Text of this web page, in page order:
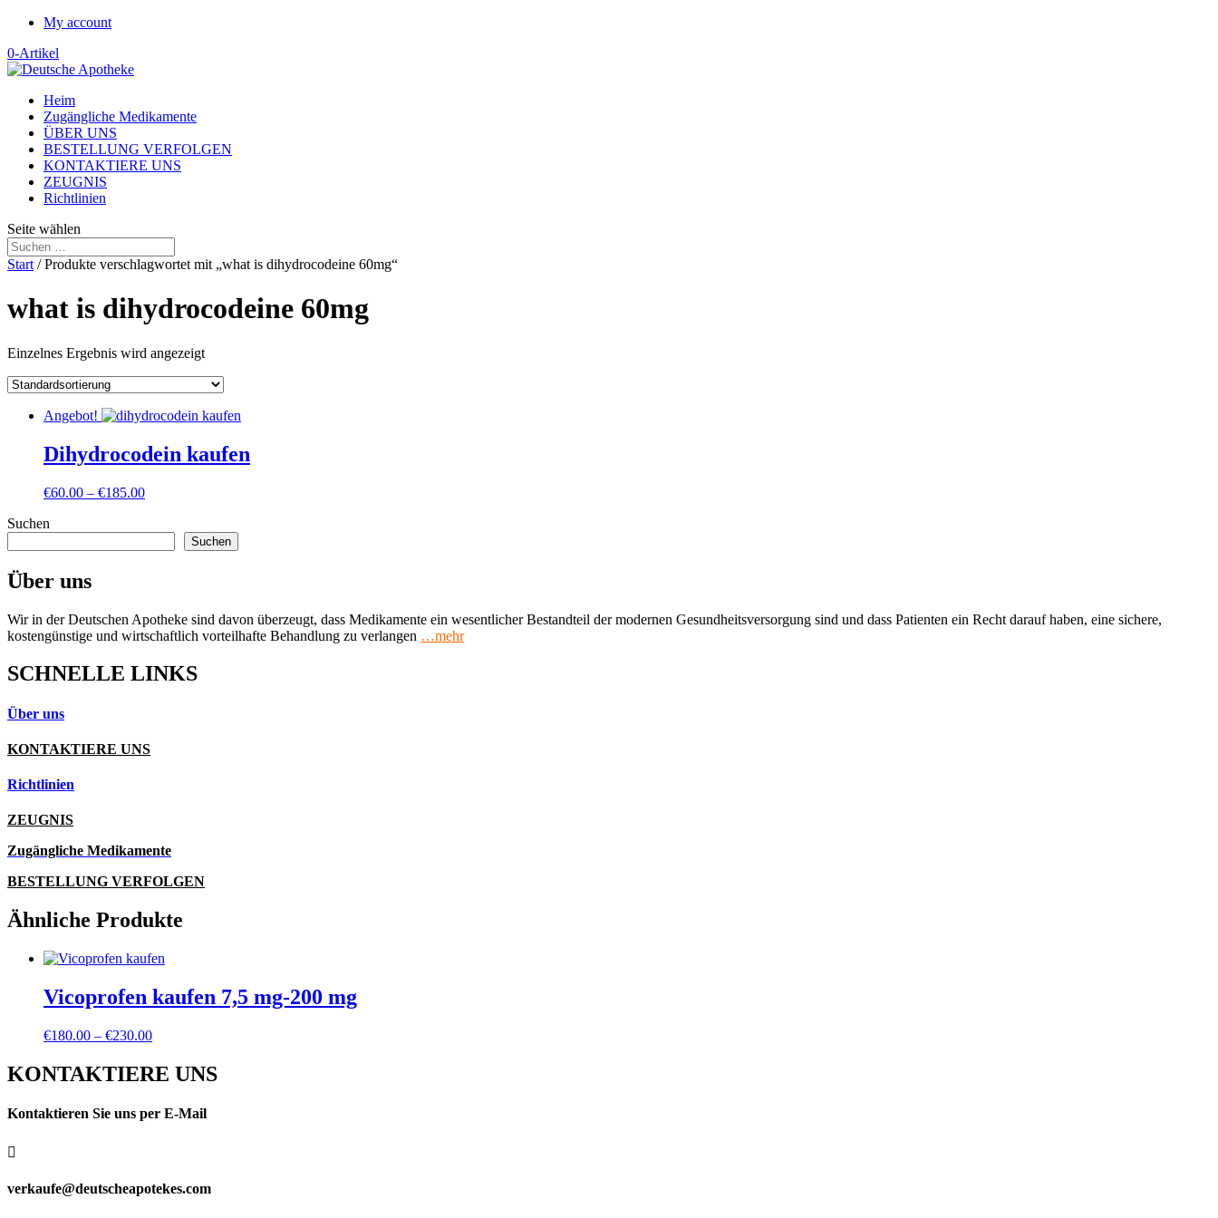
My account
0-Artikel
Heim
Zugängliche Medikamente
ÜBER UNS
BESTELLUNG VERFOLGEN
KONTAKTIERE UNS
ZEUGNIS
Richtlinien
Seite wählen
Start / Produkte verschlagwortet mit „what is dihydrocodeine 60mg“
what is dihydrocodeine 60mg
Einzelnes Ergebnis wird angezeigt
Angebot!
Dihydrocodein kaufen
€60.00 – €185.00Preisspanne:
Suchen
Suchen
Über uns
Wir in der Deutschen Apotheke sind davon überzeugt, dass Medikamente ein wesentlicher Bestandteil der modernen Gesundheitsversorgung sind und dass Patienten ein Recht darauf haben, eine sichere,
kostengünstige und wirtschaftlich vorteilhafte Behandlung zu verlangen …mehr
SCHNELLE LINKS
Über uns
KONTAKTIERE UNS
Richtlinien
ZEUGNIS
Zugängliche Medikamente
BESTELLUNG VERFOLGEN
Ähnliche Produkte
Vicoprofen kaufen 7,5 mg-200 mg
€180.00 – €230.00Preisspanne:
bis
€230.00
KONTAKTIERE UNS
Kontaktieren Sie uns per E-Mail

verkaufe@deutscheapotekes.com